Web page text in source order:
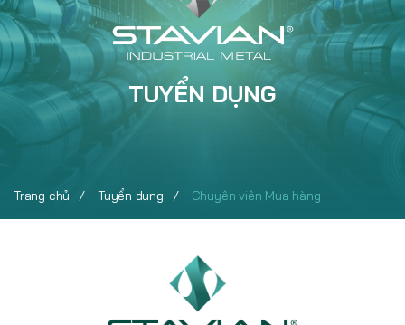
Trang chủ Tuyển dụng Chuyên viên Mua hàng
TUYỂN DỤNG